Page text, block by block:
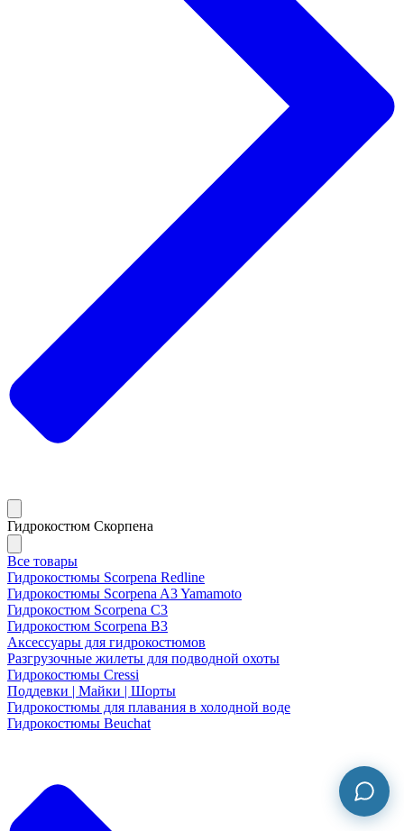
Гидрокостюм Скорпена
Все товары
Гидрокостюмы Scorpena Redline
Гидрокостюмы Scorpena A3 Yamamoto
Гидрокостюм Scorpena C3
Гидрокостюм Scorpena B3
Аксессуары для гидрокостюмов
Разгрузочные жилеты для подводной охоты
Гидрокостюмы Cressi
Поддевки | Майки | Шорты
Гидрокостюмы для плавания в холодной воде
Гидрокостюмы Beuchat